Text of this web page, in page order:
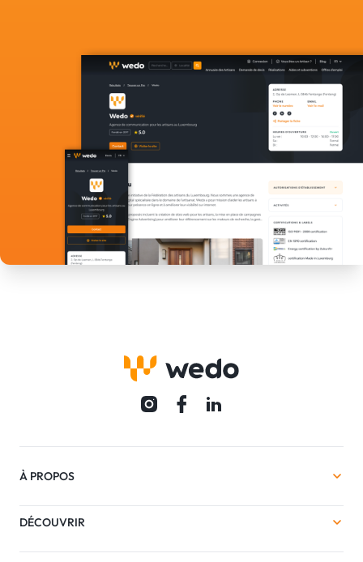
À PROPOS
DÉCOUVRIR